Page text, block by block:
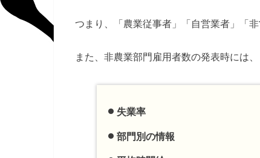
つまり、「農業従事者」「自営業者」「
また、非農業部門雇用者数の発表時には、
失業率
部門別の情報